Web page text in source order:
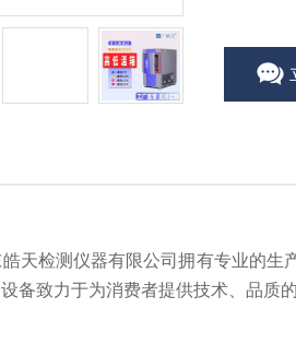
天检测仪器有限公司拥有专业的生
备致力于为消费者提供技术、品质的